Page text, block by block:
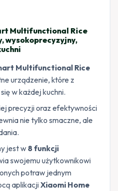
Multifunctional Rice
wysokoprecyzyjny,
Multifunctional Rice
urządzenie, które z
w każdej kuchni.
precyzji oraz efektywności
nie tylko smaczne, ale
jest w 8 funkcji
swojemu użytkownikowi
potraw jednym
aplikacjiXiaomi Home